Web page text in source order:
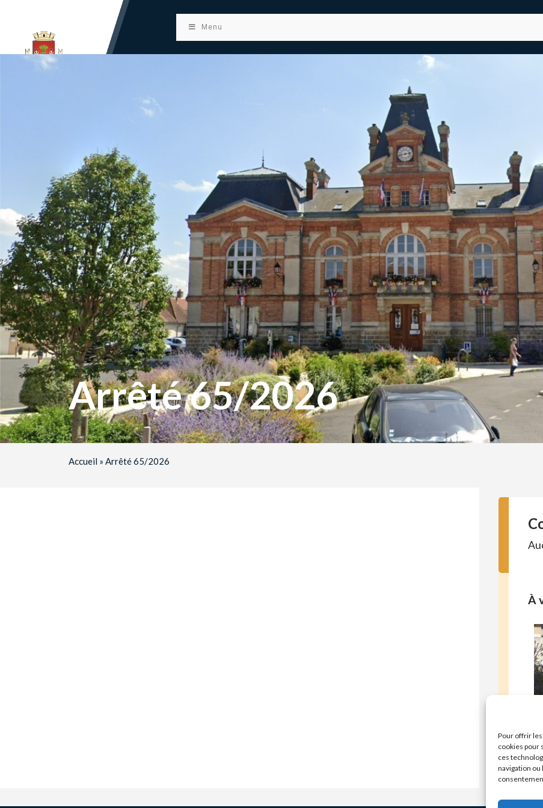
Pour offrir
cookies pour
ces
navigation ou
Menu
Arrêté 65/2026
Accueil »Arrêté 65/2026
À